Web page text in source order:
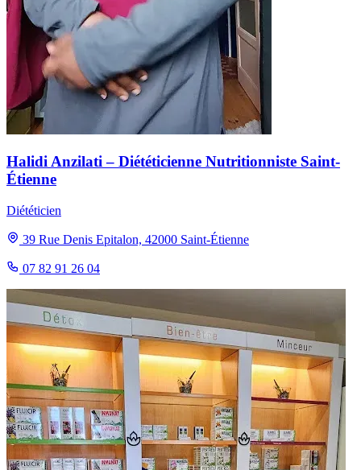
Halidi Anzilati – Diététicienne Nutritionniste Saint-
Étienne
Diététicien
39 Rue Denis Epitalon, 42000 Saint-Étienne
07 82 91 26 04